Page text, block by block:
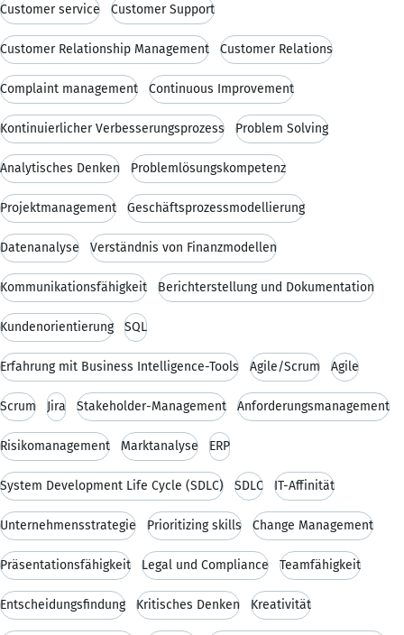
Customer service Customer Support
Customer Relationship Management Customer Relations
Complaint management Continuous Improvement
Kontinuierlicher Verbesserungsprozess Problem Solving
Analytisches Denken Problemlösungskompetenz
Projektmanagement Geschäftsprozessmodellierung
Datenanalyse Verständnis von Finanzmodellen
Kommunikationsfähigkeit Berichterstellung und Dokumentation
Kundenorientierung SQL
Erfahrung mit Business Intelligence-Tools Agile/Scrum Agile
Scrum Jira Stakeholder-Management Anforderungsmanagement
Risikomanagement Marktanalyse ERP
System Development Life Cycle (SDLC) SDLC IT-Affinität
Unternehmensstrategie Prioritizing skills Change Management
Präsentationsfähigkeit Legal und Compliance Teamfähigkeit
Entscheidungsfindung Kritisches Denken Kreativität